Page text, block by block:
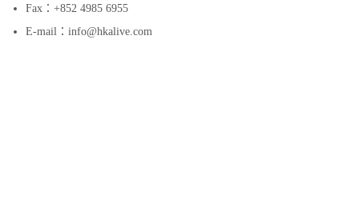
Fax：+852 4985 6955
E-mail：info@hkalive.com